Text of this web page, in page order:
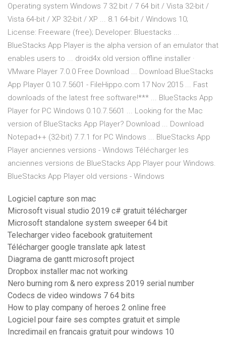
Operating system Windows 7 32 bit / 7 64 bit / Vista 32-bit /
Vista 64-bit / XP 32-bit / XP ... 8.1 64-bit / Windows 10;
License: Freeware (free); Developer: Bluestacks ...
BlueStacks App Player is the alpha version of an emulator that
enables users to ... droid4x old version offline installer ·
VMware Player 7.0.0 Free Download ... Download BlueStacks
App Player 0.10.7.5601 - FileHippo.com 17 Nov 2015 ... Fast
downloads of the latest free software!*** ... BlueStacks App
Player for PC Windows 0.10.7.5601 ... Looking for the Mac
version of BlueStacks App Player? Download ... Download
Notepad++ (32-bit) 7.7.1 for PC Windows ... BlueStacks App
Player anciennes versions - Windows Télécharger les
anciennes versions de BlueStacks App Player pour Windows.
BlueStacks App Player old versions - Windows
Logiciel capture son mac
Microsoft visual studio 2019 c# gratuit télécharger
Microsoft standalone system sweeper 64 bit
Telecharger video facebook gratuitement
Télécharger google translate apk latest
Diagrama de gantt microsoft project
Dropbox installer mac not working
Nero burning rom & nero express 2019 serial number
Codecs de video windows 7 64 bits
How to play company of heroes 2 online free
Logiciel pour faire ses comptes gratuit et simple
Incredimail en francais gratuit pour windows 10